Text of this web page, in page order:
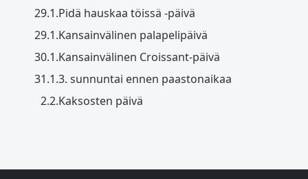
29.1.Pidä hauskaa töissä -päivä
29.1.Kansainvälinen palapelipäivä
30.1.Kansainvälinen Croissant-päivä
31.1.3. sunnuntai ennen paastonaikaa
2.2.Kaksosten päivä